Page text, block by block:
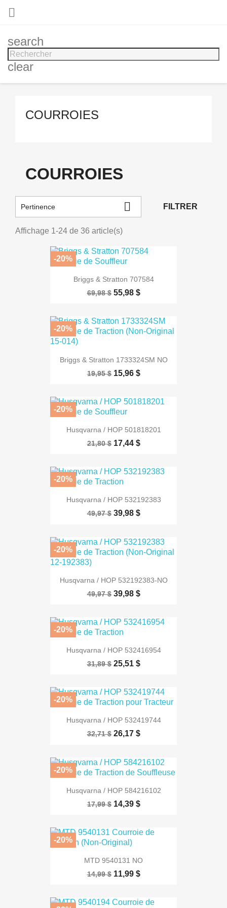

search
clear
COURROIES
COURROIES
Pertinence  FILTRER
Affichage 1-24 de 36 article(s)
Briggs & Stratton 707584
69,98 $ 55,98 $
-20%
Briggs & Stratton 1733324SM NO
19,95 $ 15,96 $
-20%
Husqvarna / HOP 501818201
21,80 $ 17,44 $
-20%
Husqvarna / HOP 532192383
49,97 $ 39,98 $
-20%
Husqvarna / HOP 532192383-NO
49,97 $ 39,98 $
-20%
Husqvarna / HOP 532416954
31,89 $ 25,51 $
-20%
Husqvarna / HOP 532419744
32,71 $ 26,17 $
-20%
Husqvarna / HOP 584216102
17,99 $ 14,39 $
-20%
MTD 9540131 NO
14,99 $ 11,99 $
-20%